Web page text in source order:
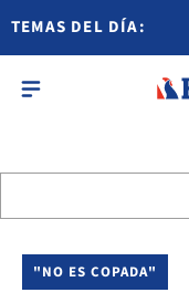
TEMAS DEL DÍA:
"NO ES COPADA"